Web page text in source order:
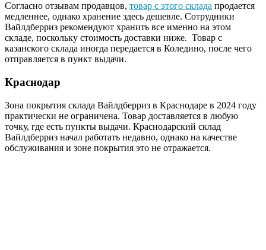
Согласно отзывам продавцов, товар с этого склада продается
медленнее, однако хранение здесь дешевле. Сотрудники
Вайлдберриз рекомендуют хранить все именно на этом
складе, поскольку стоимость доставки ниже. Товар с
казанского склада иногда передается в Коледино, после чего
отправляется в пункт выдачи.
Краснодар
Зона покрытия склада Вайлдберриз в Краснодаре в 2024 году
практически не ограничена. Товар доставляется в любую
точку, где есть пункты выдачи. Краснодарский склад
Вайлдберриз начал работать недавно, однако на качестве
обслуживания и зоне покрытия это не отражается.